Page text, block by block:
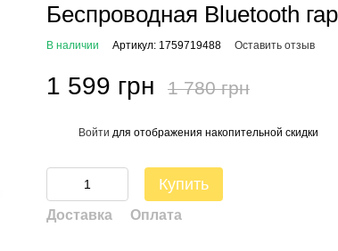
Беспроводная Bluetooth
В наличии Артикул: 1759719488 Оставить отзыв
1 599 грн 1 780 грн
Войти для отображения накопительной скидки
Купить
Доставка Оплата